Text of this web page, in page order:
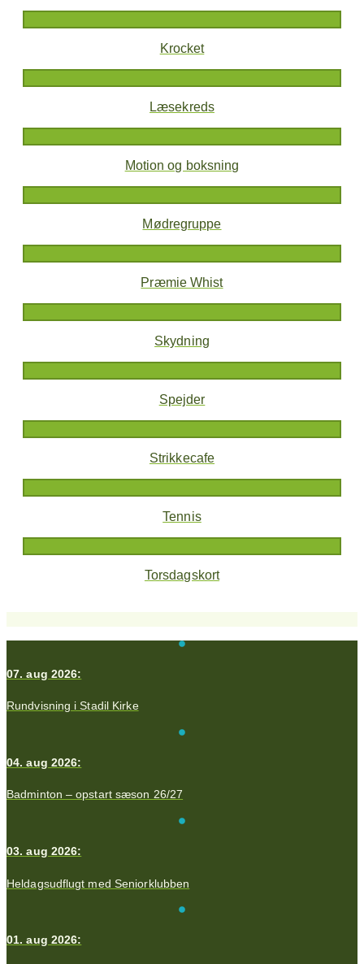
Krocket
Læsekreds
Motion og boksning
Mødregruppe
Præmie Whist
Skydning
Spejder
Strikkecafe
Tennis
Torsdagskort
07. aug 2026:
Rundvisning i Stadil Kirke
04. aug 2026:
Badminton – opstart sæson 26/27
03. aug 2026:
Heldagsudflugt med Seniorklubben
01. aug 2026: